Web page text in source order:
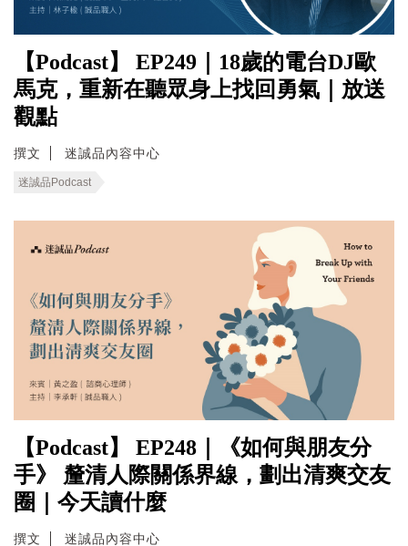
【Podcast】 EP249｜18歲的電台DJ歐
馬克，重新在聽眾身上找回勇氣｜放送
觀點
撰文 迷誠品內容中心
迷誠品Podcast
【Podcast】 EP248｜《如何與朋友分
手》 釐清人際關係界線，劃出清爽交友
圈｜今天讀什麼
撰文 迷誠品內容中心